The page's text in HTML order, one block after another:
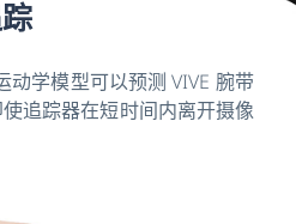
学模型可以预测 VIVE 腕带
追踪器在短时间内离开摄像